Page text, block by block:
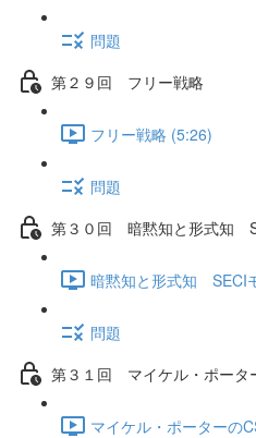
問題
第２９回 フリー戦略
フリー戦略 (5:26)
問題
第３０回 暗黙知と形式知
暗黙知と形式知 SECI
問題
第３１回 マイケル・ポータ
マイケル・ポーターの